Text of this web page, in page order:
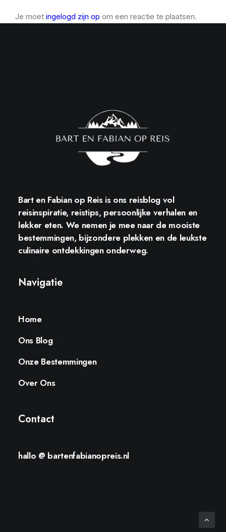
Je moet ingelogd zijn op om een reactie te plaatsen.
Bart en Fabian op Reisis ons reisblog vol
reisinspiratie, reistips, persoonlijke verhalen en
lekker eten. We nemen je mee naar de mooiste
bestemmingen, bijzondere plekken en de leukste
culinaire ontdekkingen onderweg.
Navigatie
Home
Ons Blog
Onze Bestemmingen
Over Ons
Contact
hallo @ bartenfabianopreis.nl